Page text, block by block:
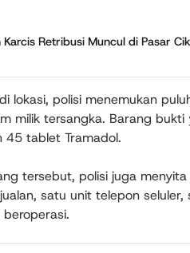
Karcis Retribusi Muncul di Pasar
lokasi, polisi menemukan
milik tersangka. Barang
45 tablet Tramadol.
tersebut, polisi juga
satu unit telepon